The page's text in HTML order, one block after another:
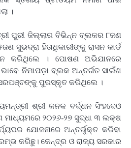
।
ପୁରୀ ଜିଲ୍ଲାର ବିଭିନ୍ନ ବ୍ଲକର ୮ଜଣ
ସୁଭଦ୍ରା ହିତାଧିକାରୀଙ୍କୁ ରାସନ କାର୍ଡ
କରିଥିଲେ । ପୋଷଣ ଅଭିଯାନରେ
ନିମାପଡ଼ା ବ୍ଲକ ଅନ୍ତର୍ଗତ ସାଇଁଶ
ସରପଞ୍ଚଙ୍କୁ ପୁରସ୍କୃତ କରିଥିଲେ ।
ଶ୍ରୀ କନକ ବର୍ଦ୍ଧନ ସିଂହଦେଓ
୨୦୨୬-୨୭ ସୁଦ୍ଧା ୩ ଲକ୍ଷ
ଯୋଜନାରେ ଅନ୍ତର୍ଭୁକ୍ତ କରିବା
କରିଛୁ। କେନ୍ଦ୍ର ଓ ରାଜ୍ୟ ସରକାର